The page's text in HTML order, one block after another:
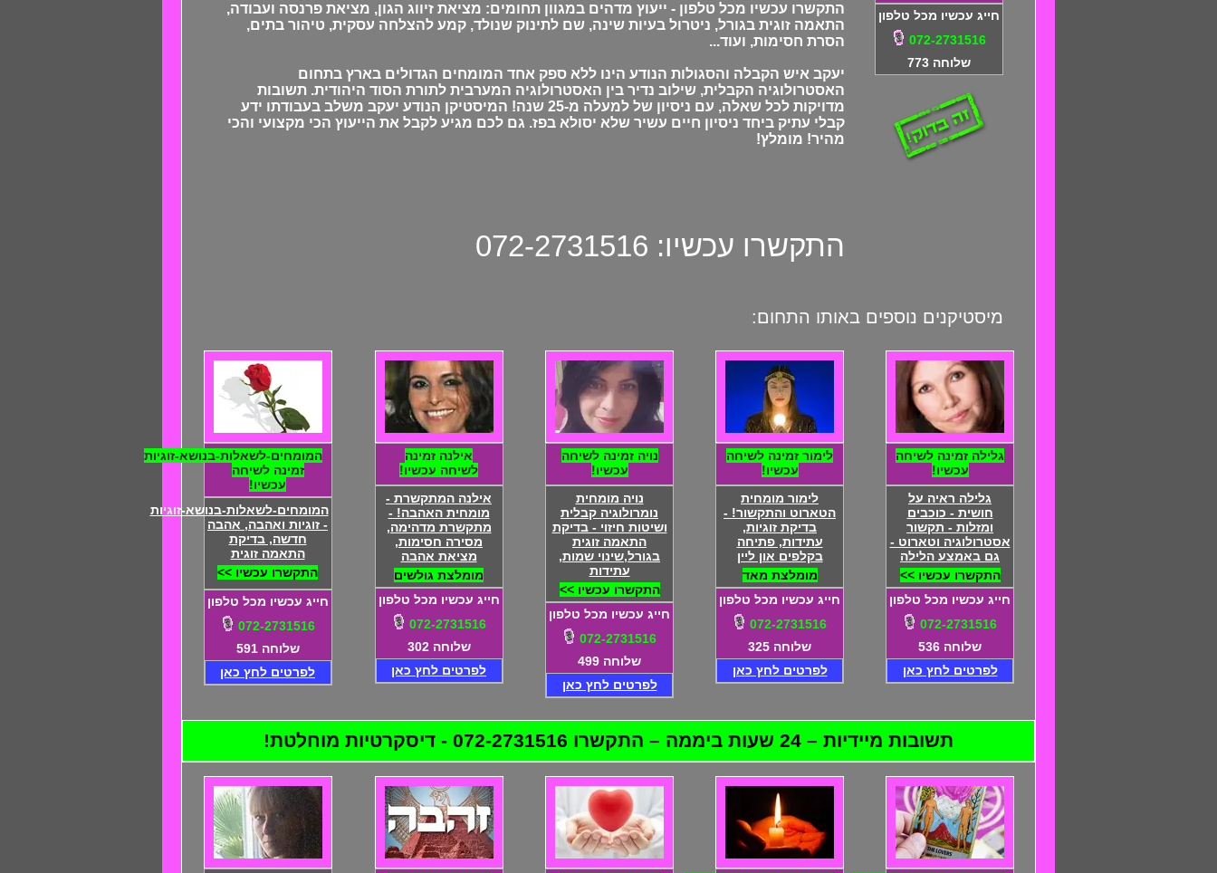
חייג עכשיו מכל טלפון
072-2731516
שלוחה 773
התקשרו עכשיו מכל טלפון - ייעוץ מדהים במגוון תחומים: מציאת זיווג הגון, מציאת פרנסה ועבודה,
התאמה זוגית בגורל, ניטרול בעיות שינה, שם לתינוק שנולד, קמע להצלחה עסקית, טיהור בתים,
הסרת חסימות, ועוד...
יעקב איש הקבלה והסגולות הנודע הינו ללא ספק אחד המומחים הגדולים בארץ בתחום
האסטרולוגיה הקבלית, שילוב נדיר בין האסטרולוגיה המערבית לתורת הסוד היהודית. תשובות
מדויקות לכל שאלה, עם ניסיון של למעלה מ-25 שנה! המיסטיקן הנודע יעקב משלב בעבודתו ידע
קבלי עתיק ביחד ניסיון חיים עשיר שלא יסולא בפז. גם לכם מגיע לקבל את הייעוץ הכי מקצועי והכי
מהיר! מומלץ!
התקשרו עכשיו: 072-2731516
מיסטיקנים נוספים באותו התחום:
גלילה זמינה לשיחה
עכשיו!
גלילה ראיה על
חושית - כוכבים
ומזלות - תקשור
אסטרולוגיה וטארוט -
גם באמצע הלילה
התקשרו עכשיו >>
חייג עכשיו מכל טלפון
072-2731516
שלוחה 536
לפרטים לחץ כאן
לימור זמינה לשיחה
עכשיו!
לימור מומחית
הטארוט והתקשור! -
בדיקת זוגיות,
עתידות, פתיחה
בקלפים און ליין
מומלצת מאד
חייג עכשיו מכל טלפון
072-2731516
שלוחה 325
לפרטים לחץ כאן
נויה זמינה לשיחה
עכשיו!
נויה מומחית
נומרולוגיה קבלית
ושיטות חיזוי - בדיקת
התאמה זוגית
בגורל,שינוי שמות,
עתידות
התקשרו עכשיו >>
חייג עכשיו מכל טלפון
072-2731516
שלוחה 499
לפרטים לחץ כאן
אילנה זמינה
לשיחה עכשיו!
אילנה המתקשרת -
מומחית האהבה! -
מתקשרת מדהימה,
מסירה חסימות,
מציאת אהבה
מומלצת גולשים
חייג עכשיו מכל טלפון
072-2731516
שלוחה 302
לפרטים לחץ כאן
המומחים-לשאלות-בנושא-זוגיות
זמינה לשיחה
עכשיו!
המומחים-לשאלות-בנושא-זוגיות
- זוגיות ואהבה, אהבה
חדשה, בדיקת
התאמה זוגית
התקשרו עכשיו >>
חייג עכשיו מכל טלפון
072-2731516
שלוחה 591
לפרטים לחץ כאן
תשובות מיידיות – 24 שעות ביממה – התקשרו 072-2731516 - דיסקרטיות מוחלטת!